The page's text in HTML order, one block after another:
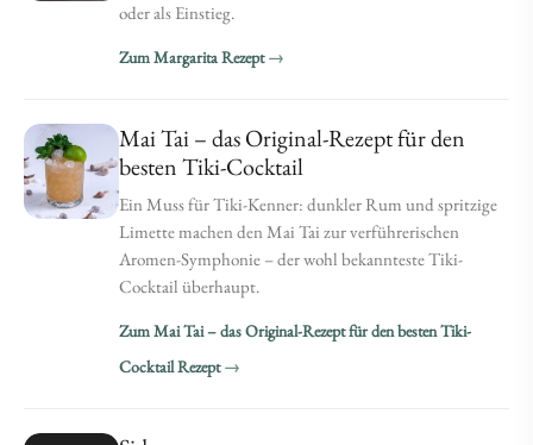
oder als Einstieg.
Zum Margarita Rezept
Mai Tai – das Original-Rezept für den
besten Tiki-Cocktail
Ein Muss für Tiki-Kenner: dunkler Rum und spritzige
Limette machen den Mai Tai zur verführerischen
Aromen-Symphonie – der wohl bekannteste Tiki-
Cocktail überhaupt.
Zum Mai Tai – das Original-Rezept für den besten Tiki-
Cocktail Rezept